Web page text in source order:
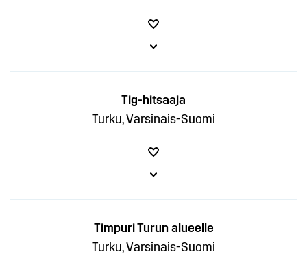
Tig-hitsaaja
Turku, Varsinais-Suomi
Timpuri Turun alueelle
Turku, Varsinais-Suomi